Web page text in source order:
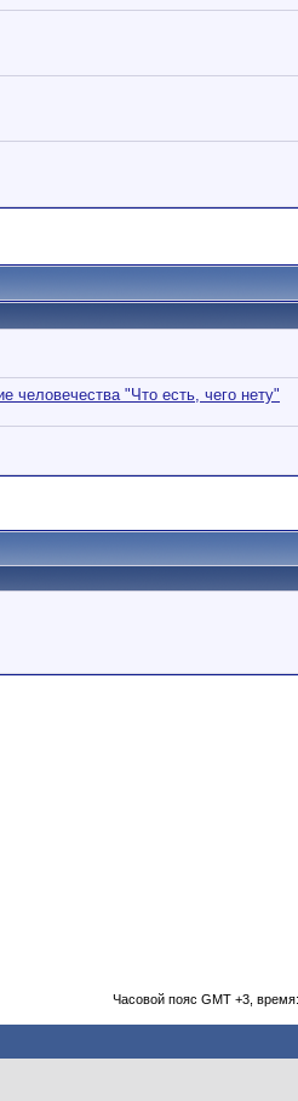
человечества "Что есть, чего нету"
Часовой пояс GMT +3, время: